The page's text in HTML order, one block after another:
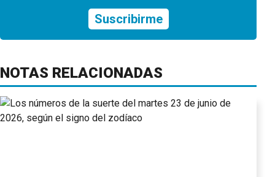
Suscribirme
NOTAS RELACIONADAS